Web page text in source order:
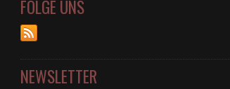
FOLGE UNS
NEWSLETTER